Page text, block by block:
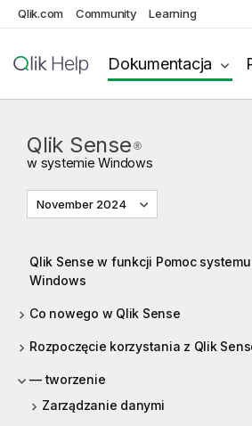
Qlik.com Community Learning
Dokumentacja
Qlik Sense ®
w systemieWindows
November 2024
Qlik Sense w funkcji Pomoc systemu
Windows
Co nowego w Qlik Sense
Rozpoczęcie korzystania z Qlik
— tworzenie
Zarządzanie danymi